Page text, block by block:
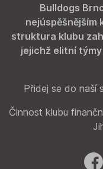
Bulldogs
nejúspěšnějším
struktura klubu
jejichž elitní
Přidej se do naší
Činnost klubu